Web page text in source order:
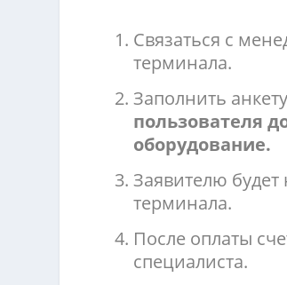
Связаться с
терминала.
Заполнить
пользователя
оборудование.
Заявителю будет
терминала.
После оплаты
специалиста.